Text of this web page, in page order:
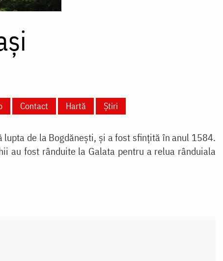
Contact Hartă Știri
de la Bogdăneşti, şi a fost sfinţită în anul 1584.
au fost rânduite la Galata pentru a relua rânduiala